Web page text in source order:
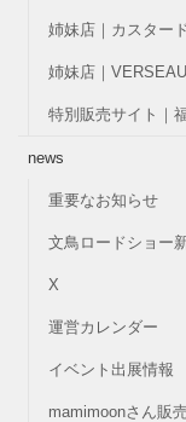
姉妹店｜カスター
姉妹店｜VERSEAU
特別販売サイト｜
news
重要なお知らせ
文鳥ロードショー
X
運営カレンダー
イベント出展情報
mamimoonさん販